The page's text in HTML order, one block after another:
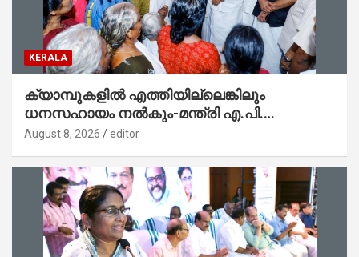
KERALA
ക്യാമ്പുകളിൽ എത്തിയില്ലെങ്കിലും
ധനസഹായം നൽകും-മന്ത്രി എ.പി.
അനിൽകുമാർ
August 8, 2026 editor